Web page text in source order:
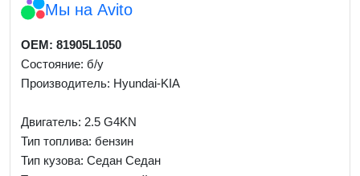
Мы на Avito
OEM: 81905L1050
Состояние: б/у
Производитель: Hyundai-KIA
Двигатель: 2.5 G4KN
Тип топлива: бензин
Тип кузова: Седан Седан